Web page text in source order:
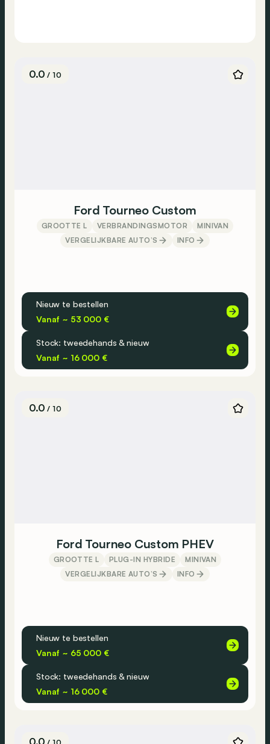
0.0/ 10
Ford Tourneo Custom
GROOTTE L VERBRANDINGSMOTOR
MINIVAN
VERGELIJKBARE AUTO’S
INFO
Nieuw te bestellen
Vanaf ~ 53 000 €
Stock: tweedehands & nieuw
Vanaf ~ 16 000 €
0.0/ 10
Ford Tourneo Custom PHEV
GROOTTE L PLUG-IN HYBRIDE
MINIVAN
VERGELIJKBARE AUTO’S
INFO
Nieuw te bestellen
Vanaf ~ 65 000 €
Stock: tweedehands & nieuw
Vanaf ~ 16 000 €
0.0